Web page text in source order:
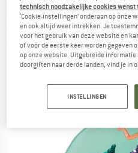
MAXIMO -Girl's Cap
- Pet
(0)
technisch noodzakelijke cookies wenst
‘Cookie-instellingen’ onderaan op onze
en ook altijd weer intrekken. Je
voor het gebruik van deze website en
of voor de eerste keer worden gegeven
op onze website. Uitgebreide
doorgiften naar derde landen, vind je in
INSTELLINGEN